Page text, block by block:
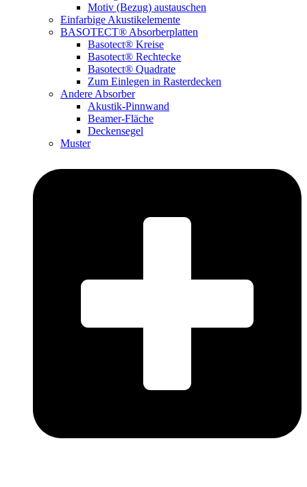
Motiv (Bezug) austauschen
Einfarbige Akustikelemente
BASOTECT® Absorberplatten
Basotect® Kreise
Basotect® Rechtecke
Basotect® Quadrate
Zum Einlegen in Rasterdecken
Andere Absorber
Akustik-Pinnwand
Beamer-Fläche
Deckensegel
Muster